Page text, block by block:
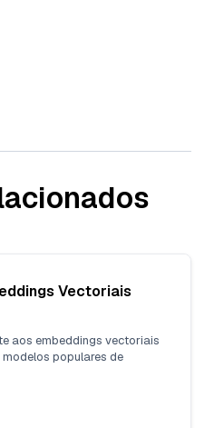
Vectoriais
aos embeddings vectoriais
populares de